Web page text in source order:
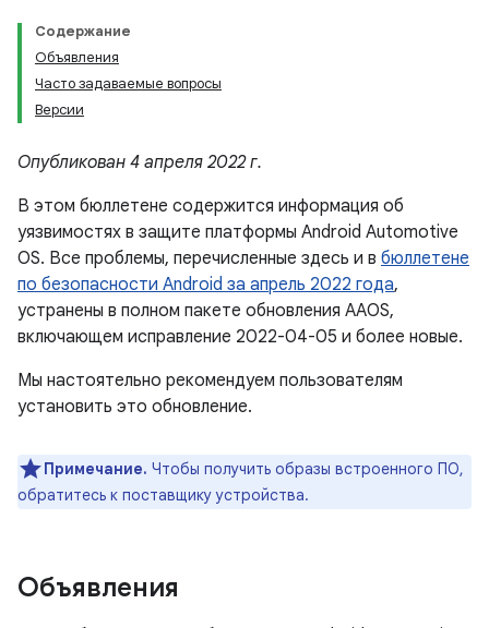
Содержание
Объявления
Часто задаваемые вопросы
Версии
Опубликован 4 апреля 2022 г.
В этом бюллетене содержится информация об
уязвимостях в защите платформы Android Automotive
OS. Все проблемы, перечисленные здесь и в бюллетене
по безопасности Android за апрель 2022 года,
устранены в полном пакете обновления AAOS,
включающем исправление 2022-04-05 и более новые.
Мы настоятельно рекомендуем пользователям
установить это обновление.
Примечание. Чтобы получить образы встроенного ПО,
обратитесь к поставщику устройства.
Объявления